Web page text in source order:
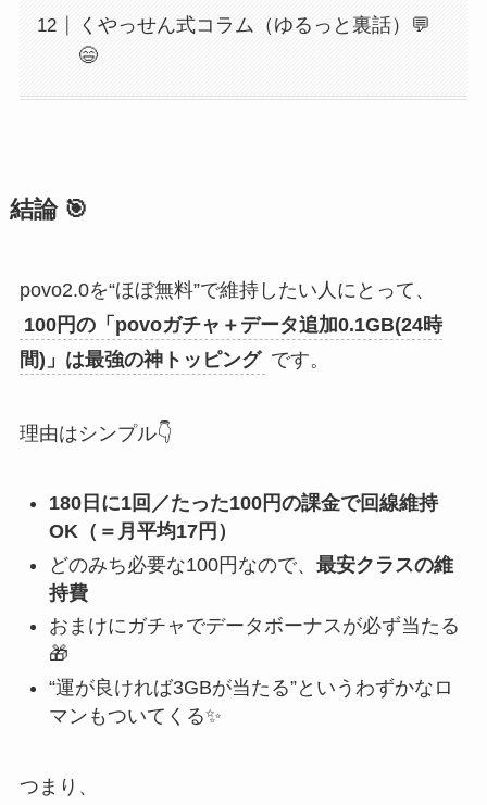
くやっせん式コラム（ゆるっと裏話）💬
😄
結論 🎯
povo2.0を“ほぼ無料”で維持したい人にとって、
100円の「povoガチャ＋データ追加0.1GB(24時
間)」は最強の神トッピング です。
理由はシンプル👇
180日に1回／たった100円の課金で回線維持
OK（＝月平均17円）
どのみち必要な100円なので、 最安クラスの維
持費
おまけにガチャでデータボーナスが必ず当たる
🎁
“運が良ければ3GBが当たる”というわずかなロ
マンもついてくる✨
つまり、